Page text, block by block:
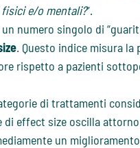
e/o mentali?”.
numero singolo di
. Questo indice misura
rispetto a pazienti
di trattamenti
di effect size oscilla
un